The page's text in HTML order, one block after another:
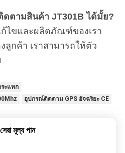
ดตามสินค้า JT301B ได้มั้ย?
ก้ไขและผลิตภัณฑ์ของเรา
ลูกค้า เราสามารถให้ตัว
ะแทก
อุปกรณ์ติดตาม GPS อัจฉริยะ CE
মূল্য পান